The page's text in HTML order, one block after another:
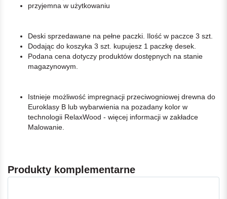
przyjemna w użytkowaniu
Deski sprzedawane na pełne paczki. Ilość w paczce 3 szt.
Dodając do koszyka 3 szt. kupujesz 1 paczkę desek.
Podana cena dotyczy produktów dostępnych na stanie
magazynowym.
Istnieje możliwość impregnacji przeciwogniowej drewna do
Euroklasy B lub wybarwienia na pozadany kolor w
technologii RelaxWood - więcej informacji w zakładce
Malowanie.
Produkty komplementarne